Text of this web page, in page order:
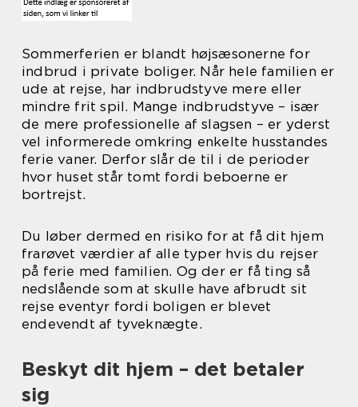
Sommerferien er blandt højsæsonerne for
indbrud i private boliger. Når hele familien er
ude at rejse, har indbrudstyve mere eller
mindre frit spil. Mange indbrudstyve – især
de mere professionelle af slagsen – er yderst
vel informerede omkring enkelte husstandes
ferie vaner. Derfor slår de til i de perioder
hvor huset står tomt fordi beboerne er
bortrejst.
Du løber dermed en risiko for at få dit hjem
frarøvet værdier af alle typer hvis du rejser
på ferie med familien. Og der er få ting så
nedslående som at skulle have afbrudt sit
rejse eventyr fordi boligen er blevet
endevendt af tyveknægte.
Beskyt dit hjem – det betaler
sig